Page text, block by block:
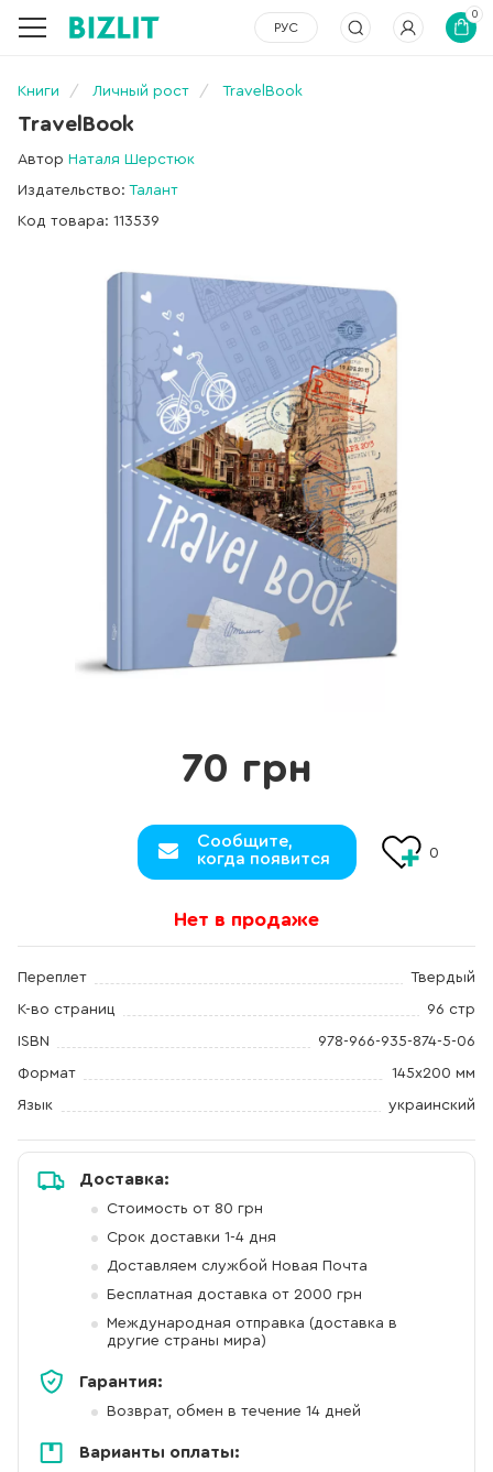
РУС
0
Книги Личный рост TravelBook
TravelBook
Автор Наталя Шерстюк
Издательство: Талант
Код товара: 113539
70 грн
Сообщите,
когда появится
0
Нет в продаже
Переплет Твердый
К-во страниц 96 стр
ISBN 978-966-935-874-5-06
Формат 145х200 мм
Язык украинский
Доставка:
Стоимость от 80 грн
Срок доставки 1-4 дня
Доставляем службой Новая Почта
Бесплатная доставка от 2000 грн
Международная отправка (доставка в
другие страны мира)
Гарантия:
Возврат, обмен в течение 14 дней
Варианты оплаты: